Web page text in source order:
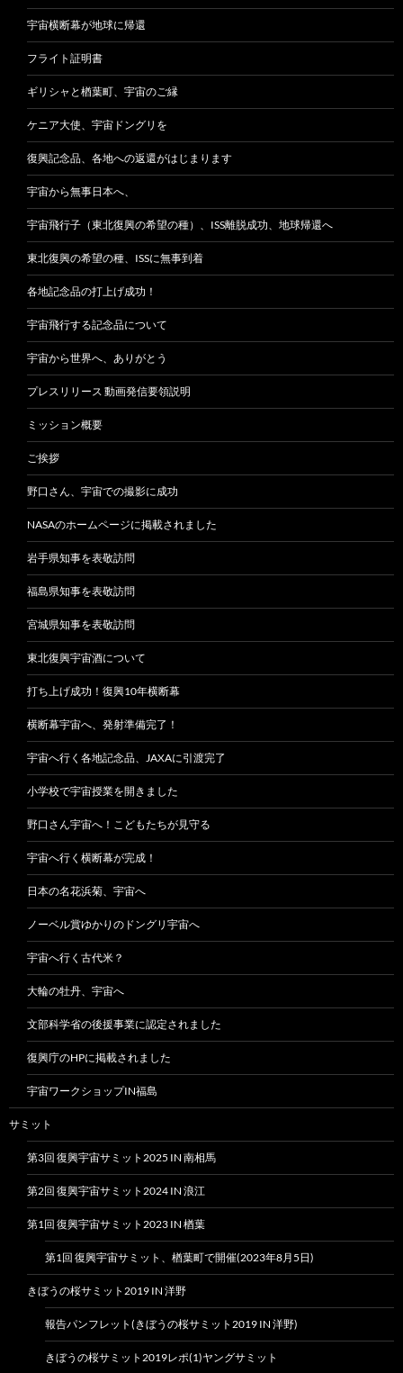
宇宙横断幕が地球に帰還
フライト証明書
ギリシャと楢葉町、宇宙のご縁
ケニア大使、宇宙ドングリを
復興記念品、各地への返還がはじまります
宇宙から無事日本へ、
宇宙飛行子（東北復興の希望の種）、ISS離脱成功、地球帰還へ
東北復興の希望の種、ISSに無事到着
各地記念品の打上げ成功！
宇宙飛行する記念品について
宇宙から世界へ、ありがとう
プレスリリース 動画発信要領説明
ミッション概要
ご挨拶
野口さん、宇宙での撮影に成功
NASAのホームページに掲載されました
岩手県知事を表敬訪問
福島県知事を表敬訪問
宮城県知事を表敬訪問
東北復興宇宙酒について
打ち上げ成功！復興10年横断幕
横断幕宇宙へ、発射準備完了！
宇宙へ行く各地記念品、JAXAに引渡完了
小学校で宇宙授業を開きました
野口さん宇宙へ！こどもたちが見守る
宇宙へ行く横断幕が完成！
日本の名花浜菊、宇宙へ
ノーベル賞ゆかりのドングリ宇宙へ
宇宙へ行く古代米？
大輪の牡丹、宇宙へ
文部科学省の後援事業に認定されました
復興庁のHPに掲載されました
宇宙ワークショップIN福島
サミット
第3回 復興宇宙サミット2025 IN 南相馬
第2回 復興宇宙サミット2024 IN 浪江
第1回 復興宇宙サミット2023 IN 楢葉
第1回 復興宇宙サミット、楢葉町で開催(2023年8月5日)
きぼうの桜サミット2019 IN 洋野
報告パンフレット(きぼうの桜サミット2019 IN 洋野)
きぼうの桜サミット2019レポ(1)ヤングサミット